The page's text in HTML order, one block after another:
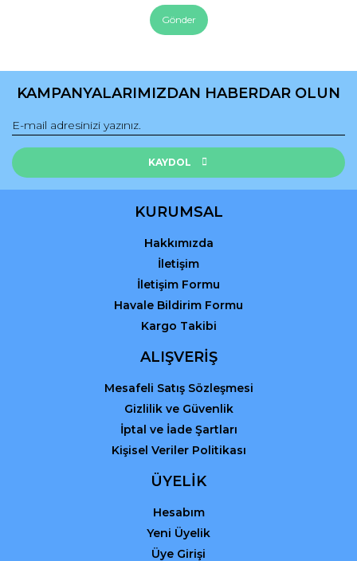
Gönder
KAMPANYALARIMIZDAN HABERDAR OLUN
KAYDOL
KURUMSAL
Hakkımızda
İletişim
İletişim Formu
Havale Bildirim Formu
Kargo Takibi
ALIŞVERİŞ
Mesafeli Satış Sözleşmesi
Gizlilik ve Güvenlik
İptal ve İade Şartları
Kişisel Veriler Politikası
ÜYELİK
Hesabım
Yeni Üyelik
Üye Girişi